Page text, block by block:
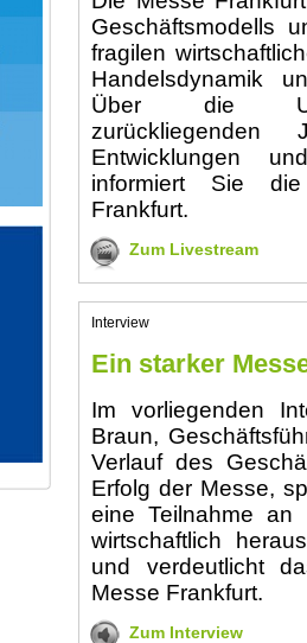
Geschäftsmodells
fragilen
Handelsdynamik
Über die
Entwicklungen
informiert Sie
Frankfurt.
Zum Livestream
Interview
Ein starker
Im vorliegenden
Braun,
Verlauf des
Erfolg der Messe,
eine Teilnahme an
wirtschaftlich
und verdeutlicht
Messe Frankfurt.
Zum Interview